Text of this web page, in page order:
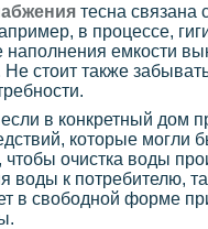
тесна связана
в процессе,
емкости
Не стоит также
в конкретный дом
которые могли
чтобы очистка воды
воды к потребителю,
в свободной форме